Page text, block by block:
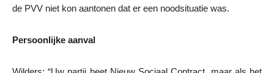
de PVV niet kon aantonen dat er een noodsituatie was.
Persoonlijke aanval